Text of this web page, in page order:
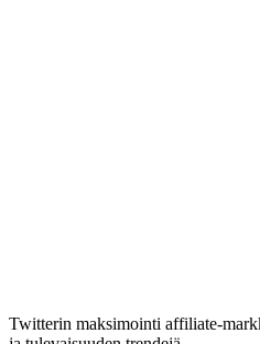
Twitterin maksimointi affiliate-